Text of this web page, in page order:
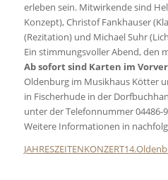
erleben sein. Mitwirkende sind
Konzept), Christof Fankhauser
(Rezitation) und Michael Suhr
Ein stimmungsvoller Abend, den
Ab sofort sind Karten im
Oldenburg im Musikhaus Kötter
in Fischerhude in der
unter der Telefonnummer 04486-
Weitere Informationen in